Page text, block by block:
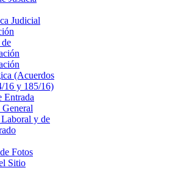
Judicial
(Acuerdos
16 y 185/16)
Entrada
y de
Fotos
Sitio